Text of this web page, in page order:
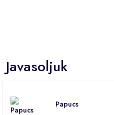
Javasoljuk
Papucs